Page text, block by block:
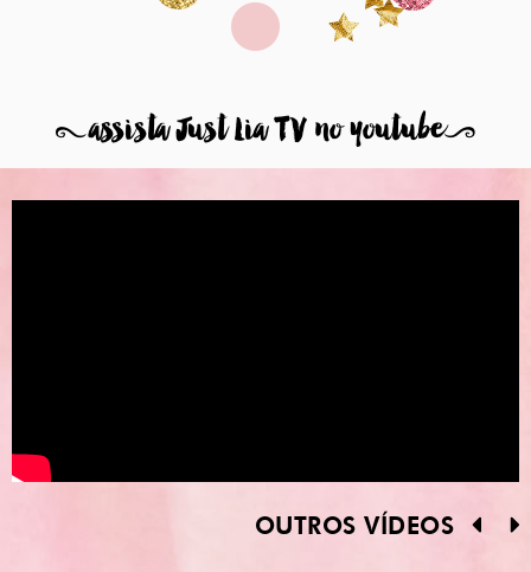
8assista Just Lia TV no youtube9
OUTROS VÍDEOS